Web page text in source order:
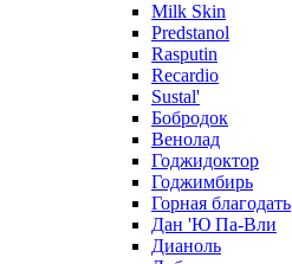
Milk Skin
Predstanol
Rasputin
Recardio
Sustal'
Бобродок
Венолад
Годжидоктор
Годжимбирь
Горная благодать
Дан 'Ю Па-Вли
Дианоль